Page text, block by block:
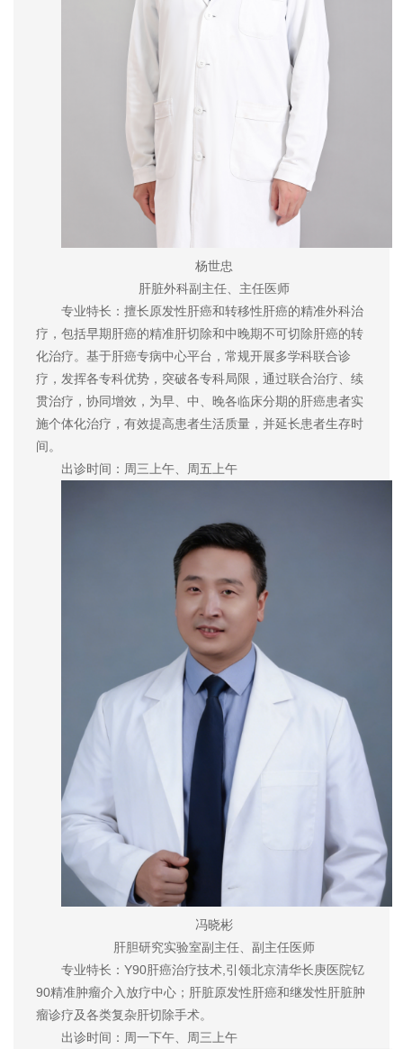
杨世忠
肝脏外科副主任、主任医师
专业特长：擅长原发性肝癌和转移性肝癌的精准外科治
疗，包括早期肝癌的精准肝切除和中晚期不可切除肝癌的转
化治疗。基于肝癌专病中心平台，常规开展多学科联合诊
疗，发挥各专科优势，突破各专科局限，通过联合治疗、续
贯治疗，协同增效，为早、中、晚各临床分期的肝癌患者实
施个体化治疗，有效提高患者生活质量，并延长患者生存时
间。
出诊时间：周三上午、周五上午
冯晓彬
肝胆研究实验室副主任、副主任医师
专业特长：Y90肝癌治疗技术,引领北京清华长庚医院钇
90精准肿瘤介入放疗中心；肝脏原发性肝癌和继发性肝脏肿
瘤诊疗及各类复杂肝切除手术。
出诊时间：周一下午、周三上午